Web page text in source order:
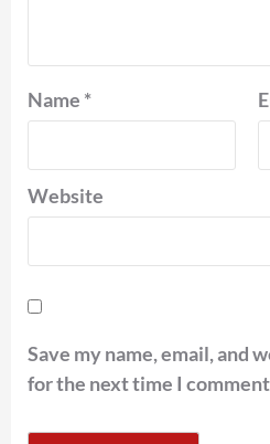
Name *
Website
Save my name, email, and
for the next time I